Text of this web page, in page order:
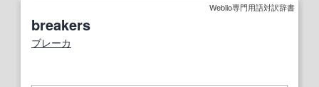
Weblio専門用語対訳辞書
breakers
ブレーカ